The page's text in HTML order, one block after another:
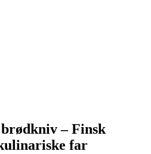
– Finsk
far